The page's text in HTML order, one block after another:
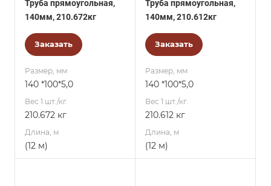
Труба прямоугольная,
140мм, 210.672кг
Заказать
Размер, мм
140 *100*5,0
Вес 1 шт./кг.
210.672 кг
Длина, м
(12 м)
Труба прямоугольная,
140мм, 210.612кг
Заказать
Размер, мм
140 *100*5,0
Вес 1 шт./кг.
210.612 кг
Длина, м
(12 м)